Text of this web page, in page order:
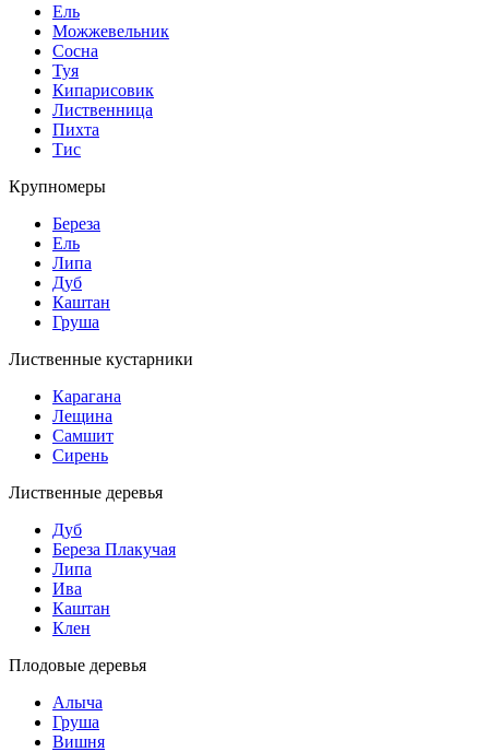
Ель
Можжевельник
Сосна
Туя
Кипарисовик
Лиственница
Пихта
Тис
Крупномеры
Береза
Ель
Липа
Дуб
Каштан
Груша
Лиственные кустарники
Карагана
Лещина
Самшит
Сирень
Лиственные деревья
Дуб
Береза Плакучая
Липа
Ива
Каштан
Клен
Плодовые деревья
Алыча
Груша
Вишня